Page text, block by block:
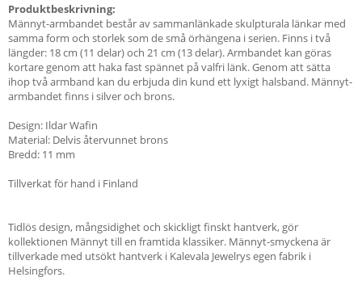
Produktbeskrivning:
Männyt-armbandet består av sammanlänkade skulpturala länkar med
samma form och storlek som de små örhängena i serien. Finns i två
längder: 18 cm (11 delar) och 21 cm (13 delar). Armbandet kan göras
kortare genom att haka fast spännet på valfri länk. Genom att sätta
ihop två armband kan du erbjuda din kund ett lyxigt halsband. Männyt-
armbandet finns i silver och brons.
Design: Ildar Wafin
Material: Delvis återvunnet brons
Bredd: 11 mm
Tillverkat för hand i Finland
Tidlös design, mångsidighet och skickligt finskt hantverk, gör
kollektionen Männyt till en framtida klassiker. Männyt-smyckena är
tillverkade med utsökt hantverk i Kalevala Jewelrys egen fabrik i
Helsingfors.